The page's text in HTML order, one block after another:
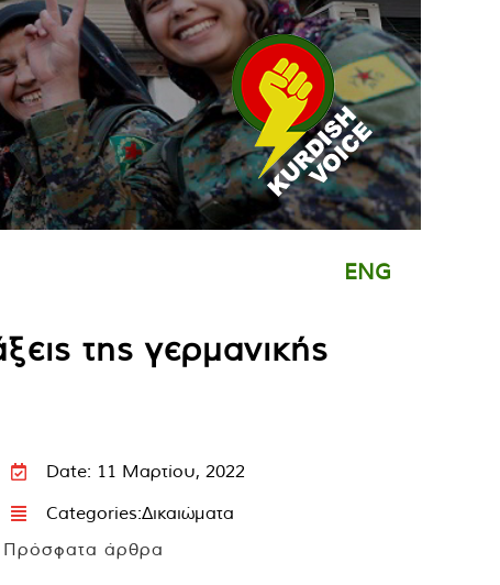
ENG
της γερμανικής
Date: 11 Μαρτίου, 2022
Categories:Δικαιώματα
Πρόσφατα άρθρα